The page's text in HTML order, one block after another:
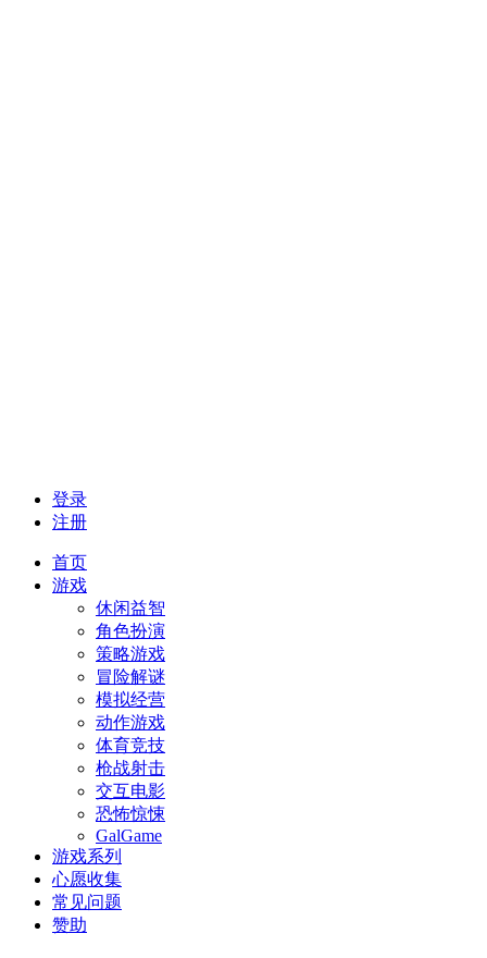
登录
注册
首页
游戏
休闲益智
角色扮演
策略游戏
冒险解谜
模拟经营
动作游戏
体育竞技
枪战射击
交互电影
恐怖惊悚
GalGame
游戏系列
心愿收集
常见问题
赞助